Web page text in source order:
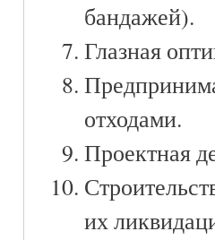
бандажей).
Глазная
отходами.
Проектная
их